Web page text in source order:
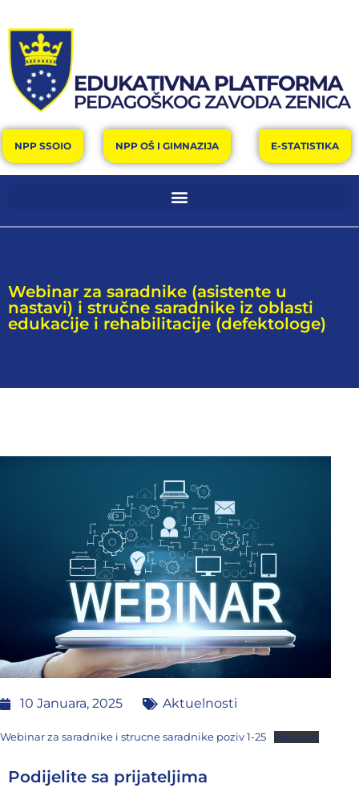
NPP SSOIO NPP OŠ I GIMNAZIJA E-STATISTIKA
Webinar za saradnike (asistente u
nastavi) i stručne saradnike iz oblasti
edukacije i rehabilitacije (defektologe)
10 Januara, 2025 Aktuelnosti
Webinar za saradnike i strucne saradnike poziv 1-25 Preuzmi
Podijelite sa prijateljima